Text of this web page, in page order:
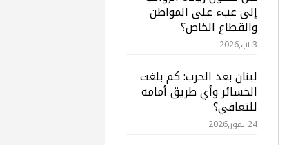
إلى عبء على المواطن
والقطاع الخاص؟
3 آب,2026
لبنان بعد الحرب: كم بلغت
الخسائر وأي طريق أمامه
للتعافي؟
24 تموز,2026